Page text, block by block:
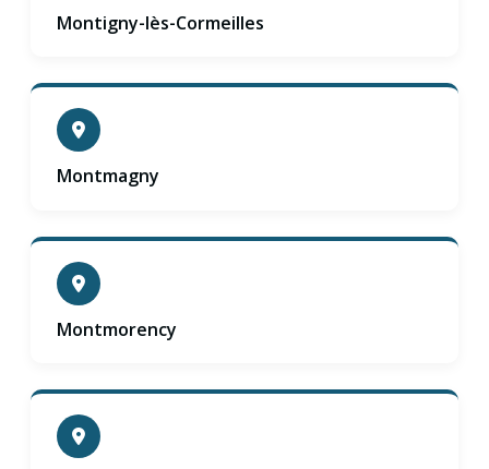
Montigny-lès-Cormeilles
Montmagny
Montmorency